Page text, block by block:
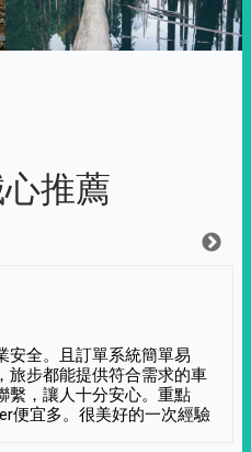
推薦
安全。且訂單系統簡單易
旅步都能提供符合需求的車
繫，讓人十分安心。重點
便宜多。很美好的一次經驗